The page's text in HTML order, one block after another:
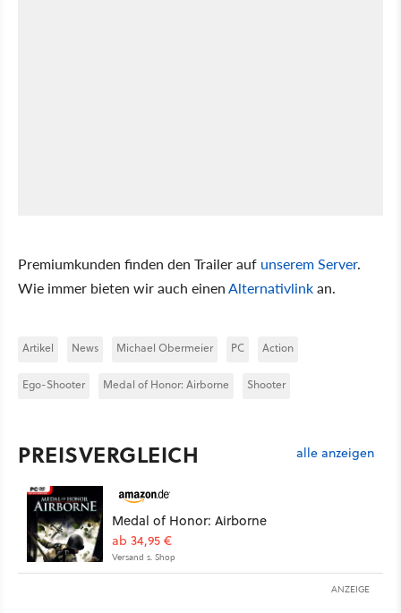
Premiumkunden finden den Trailer auf unserem Server.
Wie immer bieten wir auch einenAlternativlinkan.
Artikel News Michael Obermeier PC Action
Ego-Shooter Medal of Honor: Airborne Shooter
PREISVERGLEICH alle anzeigen
Medal of Honor: Airborne
ab 34,95 €
Versand s. Shop
ANZEIGE